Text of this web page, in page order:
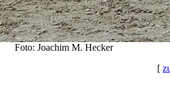
Joachim M. Hecker
[